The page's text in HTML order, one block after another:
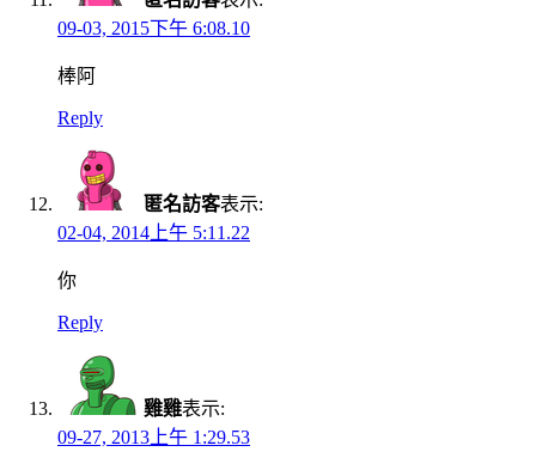
09-03, 2015下午 6:08.10
棒阿
Reply
匿名訪客表示:
02-04, 2014上午 5:11.22
你
Reply
雞雞表示:
09-27, 2013上午 1:29.53